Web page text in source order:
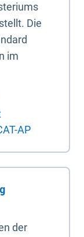
Die
im
AP
der